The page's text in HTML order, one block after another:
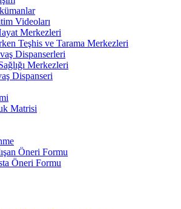
Videoları
Merkezleri
Teşhis ve Tarama Merkezleri
Dispanserleri
Merkezleri
Dispanseri
Matrisi
Öneri Formu
Öneri Formu